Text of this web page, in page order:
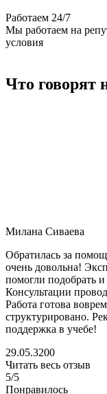
Работаем 24/7
Мы работаем на
условия
Что говорят
Милана Сиваева
Обратилась за
очень довольна!
помогли подобрать и
Консультации
Работа готова
структурировано.
поддержка в учебе!
29.05.3200
Читать весь отзыв
5/5
Понравилось